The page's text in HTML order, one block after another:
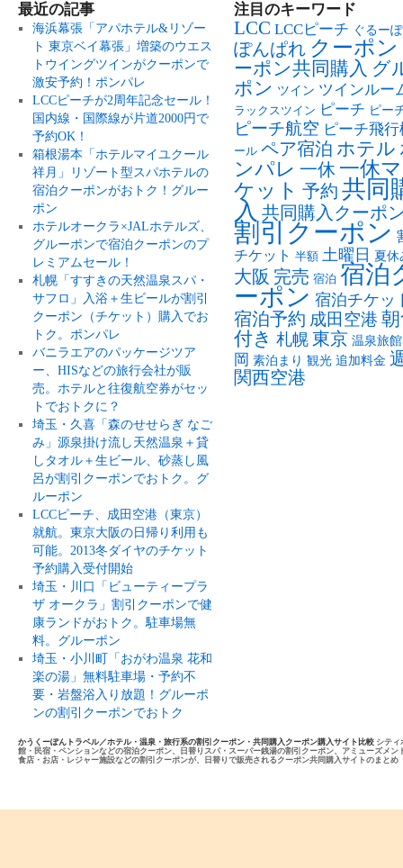
最近の記事
海浜幕張「アパホテル&リゾー
ト 東京ベイ幕張」増築のウエス
トウイングツインがクーポンで
激安予約！ポンパレ
LCCピーチが2周年記念セール！
国内線・国際線が片道2000円で
予約OK！
箱根湯本「ホテルマイユクール
祥月」リゾート型スパホテルの
宿泊クーポンがおトク！グルー
ポン
ホテルオークラ×JALホテルズ、
グルーポンで宿泊クーポンのプ
レミアムセール！
札幌「すすきの天然温泉スパ・
サフロ」入浴＋生ビールが割引
クーポン（チケット）購入でお
トク。ポンパレ
バニラエアのパッケージツア
ー、HISなどの旅行会社が販
売。ホテルと往復航空券がセッ
トでおトクに？
埼玉・久喜「森のせせらぎ なご
み」源泉掛け流し天然温泉＋貸
しタオル＋生ビール、砂蒸し風
呂が割引クーポンでおトク。グ
ルーポン
LCCピーチ、成田空港（東京）
就航。東京大阪の日帰り利用も
可能。2013冬ダイヤのチケット
予約購入受付開始
埼玉・川口「ビューティープラ
ザ オークラ」割引クーポンで健
康ランドがおトク。駐車場無
料。グルーポン
埼玉・小川町「おがわ温泉 花和
楽の湯」無料駐車場・予約不
要・岩盤浴入り放題！グルーポ
ンの割引クーポンでおトク
注目のキーワード
LCC LCCピーチ ぐるー
ぽんぱれ クーポン
ーポン共同購入 グ
ポン ツイン ツインルー
ラックスツイン ピーチ ピー
ピーチ航空 ピーチ飛行
ール ペア宿泊 ホテル
ンパレ 一休 一休
ケット 予約 共同
入 共同購入クーポ
割引クーポン
チケット 半額 土曜日 夏休
大阪 完売 宿泊 宿泊
ーポン 宿泊チケッ
宿泊予約 成田空港
付き 札幌 東京 温泉旅館
岡 素泊まり 観光 追加料金
関西空港
かうくーぽんトラベル／ホテル・温泉・旅行系の割引クーポン・共同購入クーポン購入サイト比較 シティ
館・民宿・ペンションなどの宿泊クーポン、日替りスパ・スーパー銭湯の割引クーポン、アミューズメ
食店・お店・レジャー施設などの割引クーポンが、日替りで販売されるクーポン共同購入サイトのまとめ